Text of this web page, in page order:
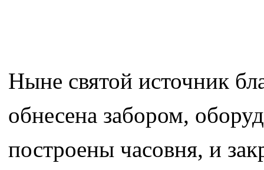
Ныне святой источник
обнесена забором,
построены часовня, и